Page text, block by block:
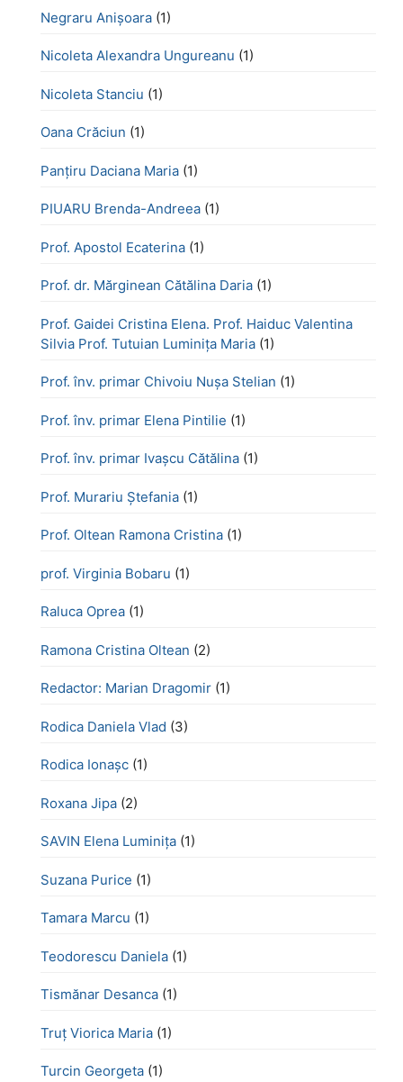
Negraru Anișoara (1)
Nicoleta Alexandra Ungureanu (1)
Nicoleta Stanciu (1)
Oana Crăciun (1)
Panțiru Daciana Maria (1)
PIUARU Brenda-Andreea (1)
Prof. Apostol Ecaterina (1)
Prof. dr. Mărginean Cătălina Daria (1)
Prof. Gaidei Cristina Elena. Prof. Haiduc Valentina
Silvia Prof. Tutuian Luminița Maria (1)
Prof. înv. primar Chivoiu Nușa Stelian (1)
Prof. înv. primar Elena Pintilie (1)
Prof. înv. primar Ivașcu Cătălina (1)
Prof. Murariu Ștefania (1)
Prof. Oltean Ramona Cristina (1)
prof. Virginia Bobaru (1)
Raluca Oprea (1)
Ramona Cristina Oltean (2)
Redactor: Marian Dragomir (1)
Rodica Daniela Vlad (3)
Rodica Ionașc (1)
Roxana Jipa (2)
SAVIN Elena Luminița (1)
Suzana Purice (1)
Tamara Marcu (1)
Teodorescu Daniela (1)
Tismănar Desanca (1)
Truț Viorica Maria (1)
Turcin Georgeta (1)